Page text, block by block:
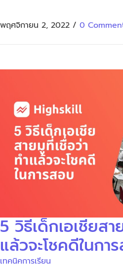
พฤศจิกายน 2, 2022 / 0
5 วิธีเด็กเอเชียสา
แล้วจะโชคดีในกา
เทคนิคการเรียน